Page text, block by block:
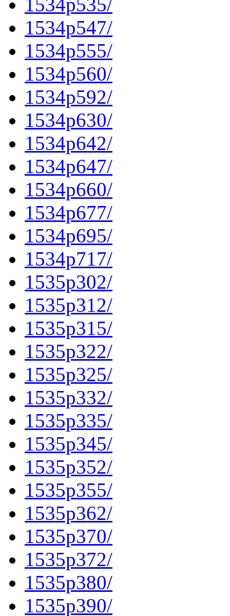
1534p547/
1534p555/
1534p560/
1534p592/
1534p630/
1534p642/
1534p647/
1534p660/
1534p677/
1534p695/
1534p717/
1535p302/
1535p312/
1535p315/
1535p322/
1535p325/
1535p332/
1535p335/
1535p345/
1535p352/
1535p355/
1535p362/
1535p370/
1535p372/
1535p380/
1535p390/